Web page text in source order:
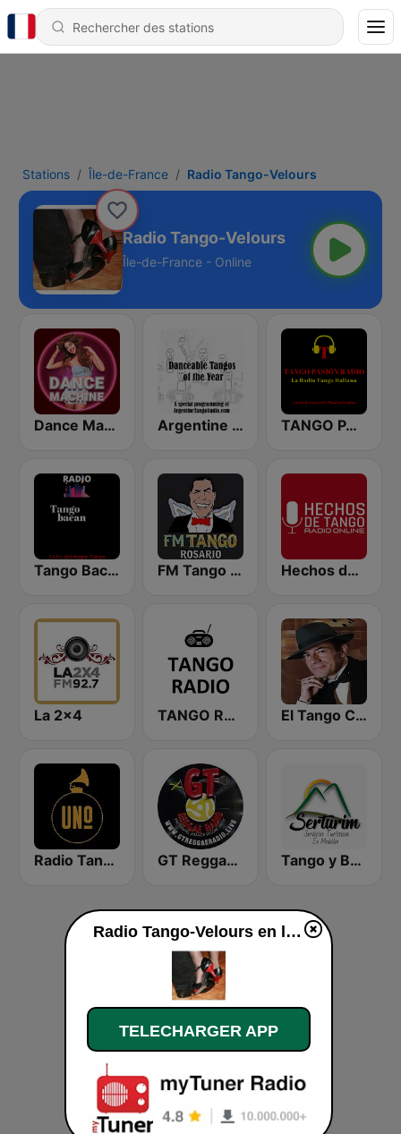
Stations Île-de-France Radio Tango-Velours
Radio Tango-Velours
Île-de-France - Online
Dance Machine Argentine Tango Radio TANGO PASION RADIO
Tango Bacan FM Tango Rosario Hechos de Tango Radio Online
La 2x4 TANGO RADIO El Tango Criollo
Radio Tango Uno GT Reggae Radio Tango y Bolero
Radio Tango-Velours en ligne
TELECHARGER APP